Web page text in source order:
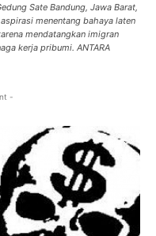
Sate Bandung, Jawa Barat,
menentang bahaya laten
mendatangkan imigran
kerja pribumi. ANTARA
-